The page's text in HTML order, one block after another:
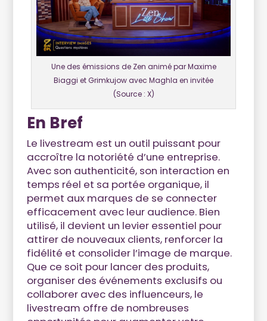
Une des émissions de Zen animé par Maxime
Biaggi et Grimkujow avec Maghla en invitée
(Source : X)
En Bref
Le livestream est un outil puissant pour
accroître la notoriété d’une entreprise.
Avec son authenticité, son interaction en
temps réel et sa portée organique, il
permet aux marques de se connecter
efficacement avec leur audience. Bien
utilisé, il devient un levier essentiel pour
attirer de nouveaux clients, renforcer la
fidélité et consolider l’image de marque.
Que ce soit pour lancer des produits,
organiser des événements exclusifs ou
collaborer avec des influenceurs, le
livestream offre de nombreuses